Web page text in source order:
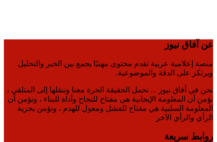
عن آفاق نيوز
منصة إعلامية عربية تقدم محتوى مهنيًا يجمع بين الخبر والتحليل
ويرتكز على الدقة والموضوعية.
نحن في أفاق نيوز ... نحمل الحقيقة الحرة معنا وننقلها إلى المتلقي ،
نؤمن أن المعلومة الإيجابية هي مفتاح للنجاح وأداة للبناء ، ونؤمن أن
المعلومة السلبية هي مفتاح للفشل ومعول للهدم ، ونؤمن بحرية
الرأي والرأي الآخر
روابط سريعة